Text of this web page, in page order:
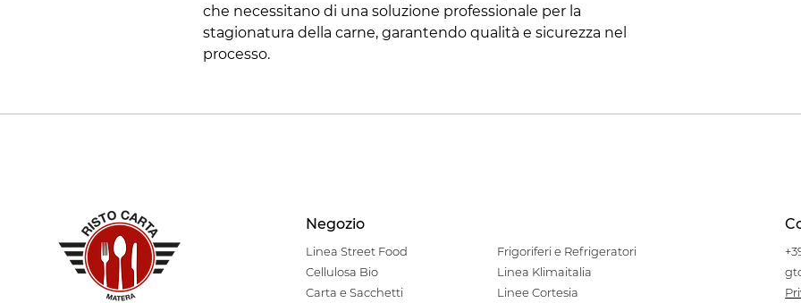
che necessitano di una soluzione professionale per la
stagionatura della carne, garantendo qualità e sicurezza nel
processo.
Negozio
Linea Street Food
Cellulosa Bio
Carta e Sacchetti
Frigoriferi e Refrigeratori
Linea Klimaitalia
Linee Cortesia